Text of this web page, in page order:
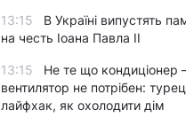
13:15
В Україні випустять
на честь Іоана Павла II
13:15
Не те що кондиціонер
вентилятор не потрібен:
лайфхак, як охолодити дім